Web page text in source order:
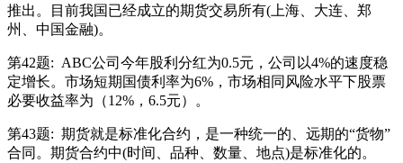
推出。目前我国已经成立的期货交易所有(上海、大连、郑
州、中国金融)。
第42题: ABC公司今年股利分红为0.5元，公司以4%的速度稳
定增长。市场短期国债利率为6%，市场相同风险水平下股票
必要收益率为（12%，6.5元）。
第43题: 期货就是标准化合约，是一种统一的、远期的“货物”
合同。期货合约中(时间、品种、数量、地点)是标准化的。